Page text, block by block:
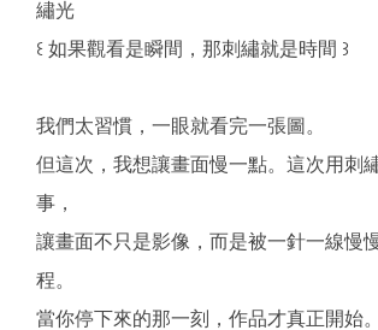
繡光
꒰ 如果觀看是瞬間，那刺繡就是時間 ꒱
我們太習慣，一眼就看完一張圖。
但這次，我想讓畫面慢一點。這次用刺
事，
讓畫面不只是影像，而是被一針一線慢
程。
當你停下來的那一刻，作品才真正開始。